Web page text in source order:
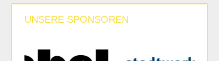
UNSERE SPONSOREN